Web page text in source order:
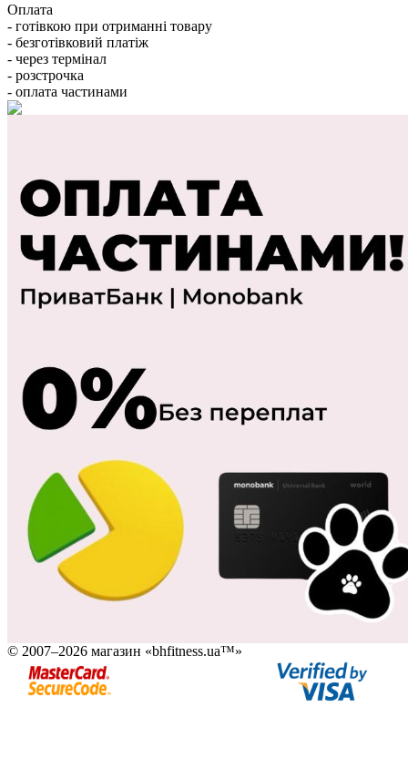
Оплата
- готівкою при отриманні товару
- безготівковий платіж
- через термінал
- розстрочка
- оплата частинами
© 2007–2026 магазин «bhfitness.ua™»